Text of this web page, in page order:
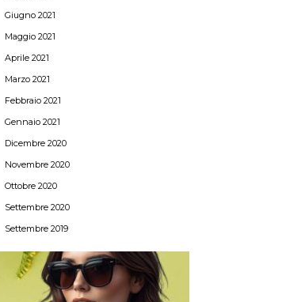
Giugno 2021
Maggio 2021
Aprile 2021
Marzo 2021
Febbraio 2021
Gennaio 2021
Dicembre 2020
Novembre 2020
Ottobre 2020
Settembre 2020
Settembre 2019